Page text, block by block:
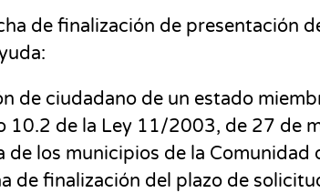
de finalización de presentación
de ciudadano de un estado
10.2 de la Ley 11/2003, de 27 de
los municipios de la
de finalización del plazo de